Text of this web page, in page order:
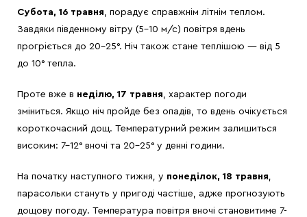
Субота, 16 травня, порадує справжнім літнім теплом.
Завдяки південному вітру (5-10 м/с) повітря вдень
прогріється до 20-25°. Ніч також стане теплішою — від 5
до 10° тепла.
Проте вже в неділю, 17 травня, характер погоди
зміниться. Якщо ніч пройде без опадів, то вдень очікується
короткочасний дощ. Температурний режим залишиться
високим: 7-12° вночі та 20-25° у денні години.
На початку наступного тижня, у понеділок, 18 травня,
парасольки стануть у пригоді частіше, адже прогнозують
дощову погоду. Температура повітря вночі становитиме 7-